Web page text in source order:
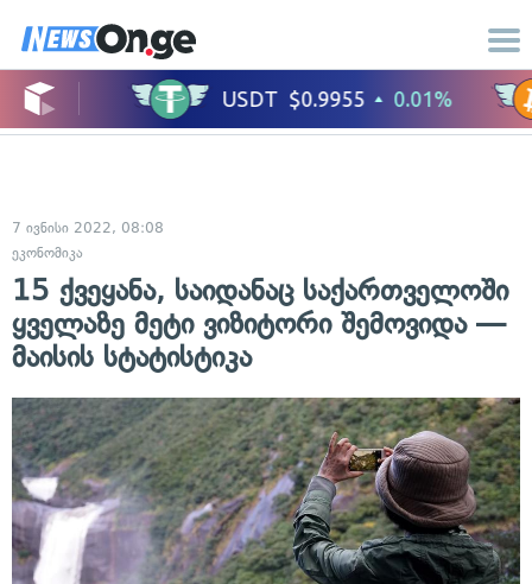
7 ივნისი 2022, 08:08
ეკონომიკა
15 ქვეყანა, საიდანაც საქართველოში
ყველაზე მეტი ვიზიტორი შემოვიდა —
მაისის სტატისტიკა